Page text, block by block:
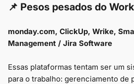
📌 Pesos pesados do
monday.com, ClickUp, Wrike,
Management / Jira Software
Essas plataformas tentam ser um
para o trabalho: gerenciamento de